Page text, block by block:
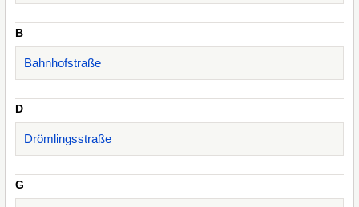
B
Bahnhofstraße
D
Drömlingsstraße
G